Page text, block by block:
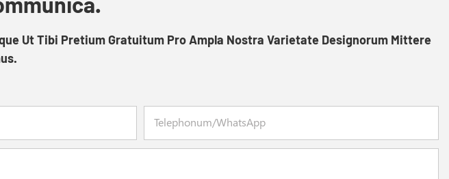
Ut Tibi Pretium Gratuitum Pro Ampla Nostra Varietate Designorum Mittere
Telephonum/WhatsApp